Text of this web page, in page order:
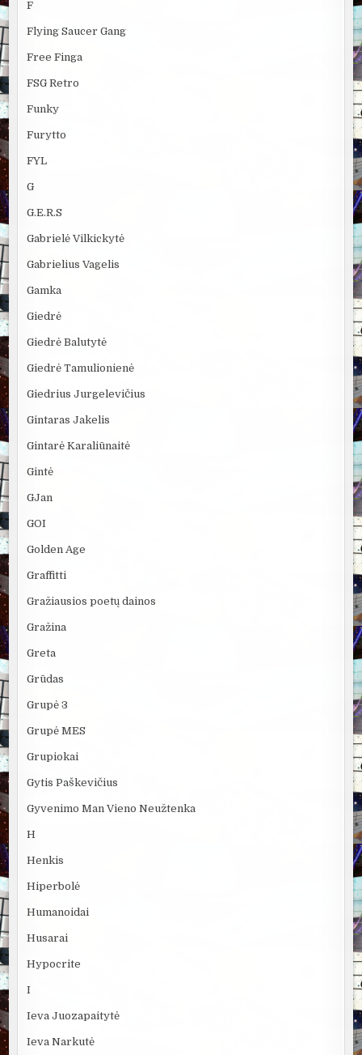
F
Flying Saucer Gang
Free Finga
FSG Retro
Funky
Furytto
FYL
G
G.E.R.S
Gabrielė Vilkickytė
Gabrielius Vagelis
Gamka
Giedrė
Giedrė Balutytė
Giedrė Tamulionienė
Giedrius Jurgelevičius
Gintaras Jakelis
Gintarė Karaliūnaitė
Gintė
GJan
GOI
Golden Age
Graffitti
Gražiausios poetų dainos
Gražina
Greta
Grūdas
Grupė 3
Grupė MES
Grupiokai
Gytis Paškevičius
Gyvenimo Man Vieno Neužtenka
H
Henkis
Hiperbolė
Humanoidai
Husarai
Hypocrite
I
Ieva Juozapaitytė
Ieva Narkutė